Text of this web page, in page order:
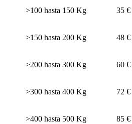
>100 hasta 150 Kg 35 €
>150 hasta 200 Kg 48 €
>200 hasta 300 Kg 60 €
>300 hasta 400 Kg 72 €
>400 hasta 500 Kg 85 €